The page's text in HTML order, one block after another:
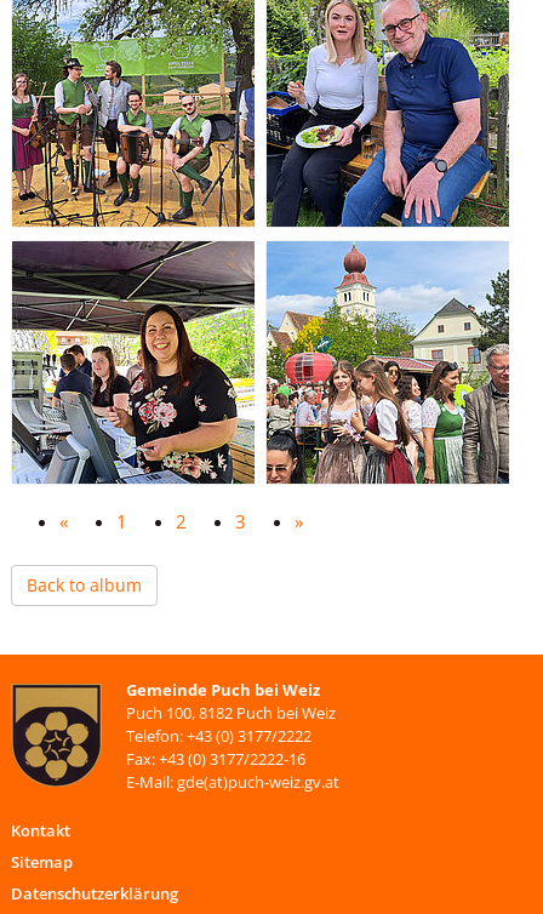
« 1 2 3 »
Back to album
Gemeinde Puch bei Weiz
Puch 100, 8182 Puch bei Weiz
Telefon: +43 (0) 3177/2222
Fax: +43 (0) 3177/2222-16
E-Mail: gde(at)puch-weiz.gv.at
Kontakt
Sitemap
Datenschutzerklärung